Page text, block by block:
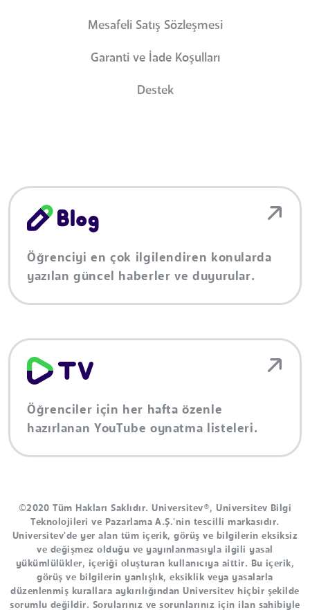
Mesafeli Satış Sözleşmesi
Garanti ve İade Koşulları
Destek
Öğrenciyi en çok ilgilendiren konularda
yazılan güncel haberler ve duyurular.
Öğrenciler için her hafta özenle
hazırlanan YouTube oynatma listeleri.
©2020 Tüm Hakları Saklıdır. Universitev®, Universitev Bilgi
Teknolojileri ve Pazarlama A.Ş.'nin tescilli markasıdır.
Universitev'de yer alan tüm içerik, görüş ve bilgilerin eksiksiz
ve değişmez olduğu ve yayınlanmasıyla ilgili yasal
yükümlülükler, içeriği oluşturan kullanıcıya aittir. Bu içerik,
görüş ve bilgilerin yanlışlık, eksiklik veya yasalarla
düzenlenmiş kurallara aykırılığından Universitev hiçbir şekilde
sorumlu değildir. Sorularınız ve sorunlarınız için ilan sahibiyle